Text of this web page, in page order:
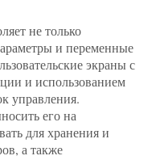
не только
и переменные
экраны с
и использованием
управления.
его на
для хранения и
а также